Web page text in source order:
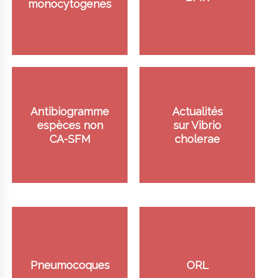
monocytogenes
Antibiogramme
espèces non
CA-SFM
Actualités
sur Vibrio
cholerae
Pneumocoques ORL